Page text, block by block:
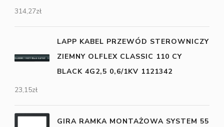
314,27zł
LAPP KABEL PRZEWÓD STEROWNICZY
ZIEMNY OLFLEX CLASSIC 110 CY
BLACK 4G2,5 0,6/1KV 1121342
23,15zł
GIRA RAMKA MONTAŻOWA SYSTEM 55